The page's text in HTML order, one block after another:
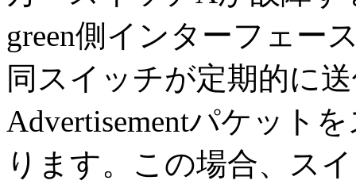
green側インターフェー
同スイッチが定期的に
Advertisementパケット
ります。この場合、ス